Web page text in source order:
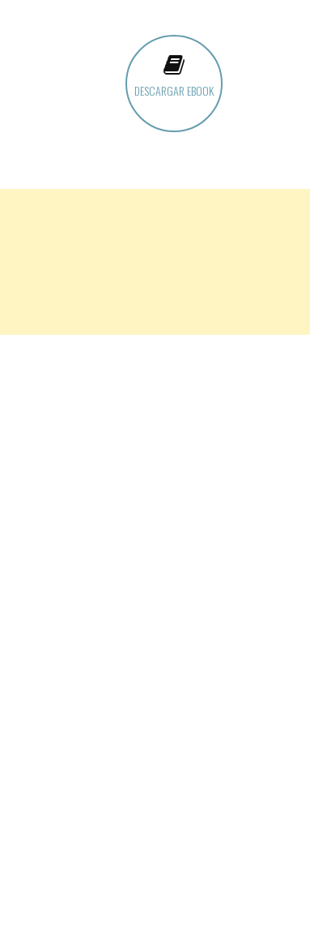
DESCARGAR EBOOK